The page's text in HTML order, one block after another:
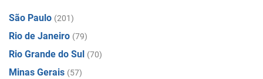
São Paulo (201)
Rio de Janeiro (79)
Rio Grande do Sul (70)
Minas Gerais (57)